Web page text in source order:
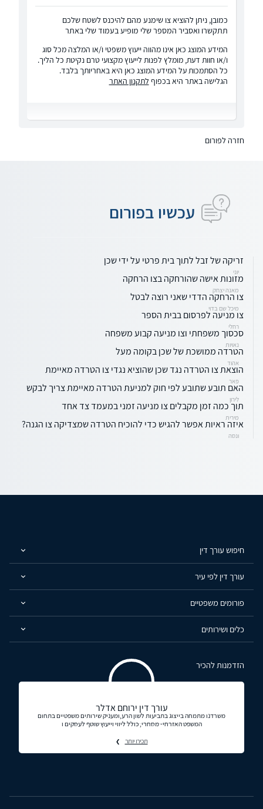
כמובן, ניתן להוציא צו שימנע מהם להיכנס לשטח שלכם
תתקשרו ואסביר המספר שלי מופיע בעמוד שלי באתר
המידע המוצג כאן אינו מהווה ייעוץ משפטי ו/או המלצה מכל סוג
ו/או חוות דעת, מומלץ לפנות לייעוץ מקצועי טרם נקיטת כל הליך.
כל הסתמכות על המידע המוצג כאן היא באחריותך בלבד.
הגלישה באתר היא בכפוף לתקנון האתר
חזרה לפורום
עכשיו בפורום
זריקה של זבל לתוך בית פרטי על ידי שכן
יוני
מזונות אישה שהורחקה בצו הרחקה
מאנה יצחק
צו הרחקה הדדי שאני רוצה לבטל
מיכל שם בדוי
צו מניעה לפרסום בבית הספר
רחלי
סכסוך משפחתי וצו מניעה קבוע משפחה
נאויות
הטרדה ממושכת של שכן בקומה מעל
אהוד
הוצאת צו הטרדה נגד שכן שהוציא נגדי צו הטרדה מאיימת
פאר
האם תובע שתובע לפי חוק למניעת הטרדה מאיימת צריך לבקש
לירון
תוך כמה זמן מקבלים צו מניעה זמני במעמד צד אחד
מירית
איזה ראיות אפשר להגיש כדי להוכיח הטרדה שמצדיקה צו הגנה?
ונסה
חיפוש עורך דין
עורך דין לפי עיר
פורומים משפטיים
כלים ושירותים
הזדמנות להכיר
עורך דין ירוחם אדלר
משרדנו מתמחה בייצוג בתביעות לשון הרע,ומעניק שירותים משפטיים בתחום
המשפט האזרחי- מסחרי, כולל ליווי וייעוץ שוטף לעסקים ו
תכירו יותר